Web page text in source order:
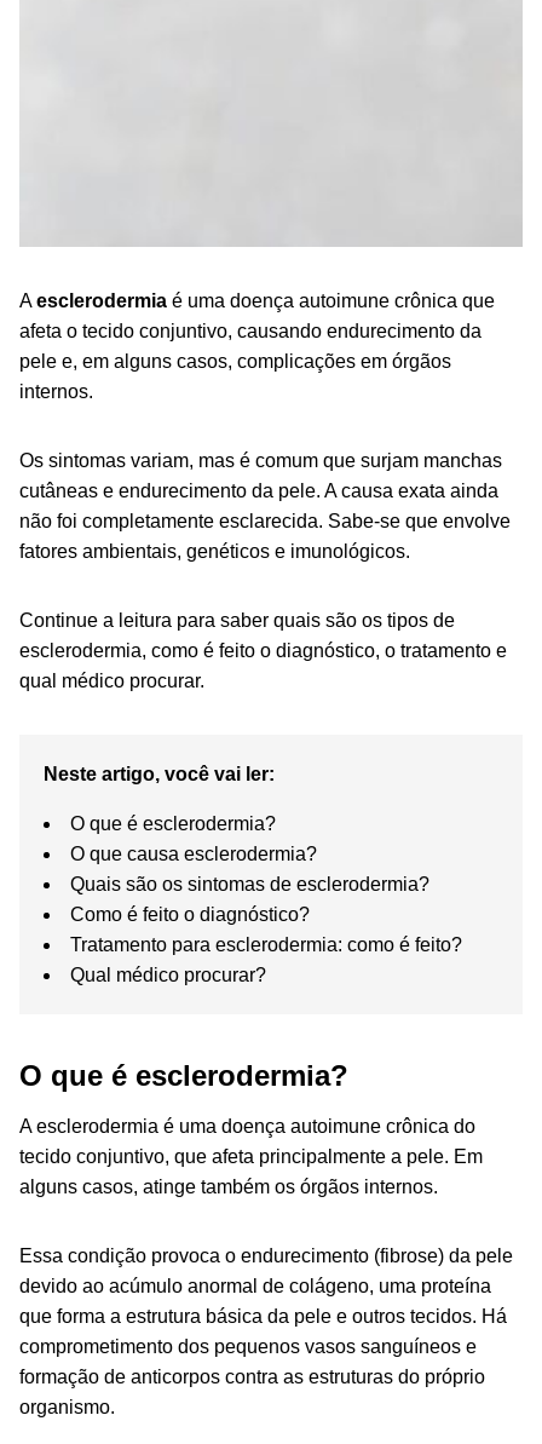
Aesclerodermia é uma doença autoimune crônica que
afeta o tecido conjuntivo, causando endurecimento da
pele e, em alguns casos, complicações em órgãos
internos.
Os sintomas variam, mas é comum que surjam manchas
cutâneas e endurecimento da pele. A causa exata ainda
não foi completamente esclarecida. Sabe-se que envolve
fatores ambientais, genéticos e imunológicos.
Continue a leitura para saber quais são os tipos de
esclerodermia, como é feito o diagnóstico, o tratamento e
qual médico procurar.
Neste artigo, você vai ler:
O que é esclerodermia?
O que causa esclerodermia?
Quais são os sintomas de esclerodermia?
Como é feito o diagnóstico?
Tratamento para esclerodermia: como é feito?
Qual médico procurar?
O que é esclerodermia?
A esclerodermia é uma doença autoimune crônica do
tecido conjuntivo, que afeta principalmente a pele. Em
alguns casos, atinge também os órgãos internos.
Essa condição provoca o endurecimento (fibrose) da pele
devido ao acúmulo anormal de colágeno, uma proteína
que forma a estrutura básica da pele e outros tecidos. Há
comprometimento dos pequenos vasos sanguíneos e
formação de anticorpos contra as estruturas do próprio
organismo.